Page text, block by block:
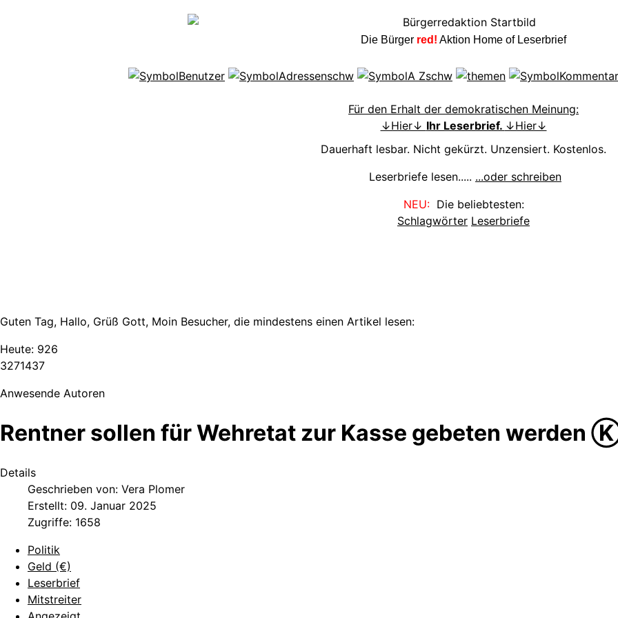
Die Bürger red! Aktion Home of Leserbrief
Für den Erhalt der demokratischen Meinung:
↓Hier↓ Ihr Leserbrief. ↓Hier↓
Dauerhaft lesbar. Nicht gekürzt. Unzensiert. Kostenlos.
Leserbriefe lesen..... ...oder schreiben
NEU:Die beliebtesten:
Schlagwörter Leserbriefe
Guten Tag, Hallo, Grüß Gott, Moin Besucher, die mindestens einen Artikel lesen:
Heute: 926
3271437
Anwesende Autoren
Rentner sollen für Wehretat zur Kasse gebeten werden
Details
Geschrieben von: Vera Plomer
Erstellt: 09. Januar 2025
Zugriffe: 1658
Politik
Geld (€)
Leserbrief
Mitstreiter